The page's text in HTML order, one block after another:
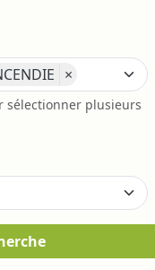
×
sélectionner plusieurs